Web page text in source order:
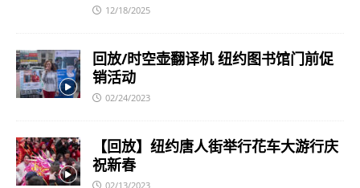
12/18/2025
回放/时空壶翻译机 纽约图书馆门前促
销活动
02/24/2023
【回放】纽约唐人街举行花车大游行庆
祝新春
02/13/2023